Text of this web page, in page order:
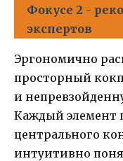
Фокусе 2 -
экспертов
Эргономично
просторный
и
Каждый элемент
центрального
интуитивно